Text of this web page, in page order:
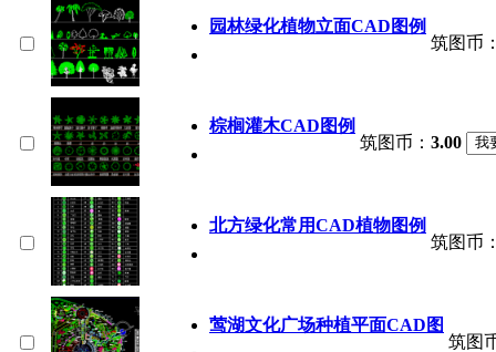
园林绿化植物立面CAD图例
筑图币
棕榈灌木CAD图例
筑图币： 3.00
北方绿化常用CAD植物图例
筑图币
莺湖文化广场种植平面CAD图
筑图